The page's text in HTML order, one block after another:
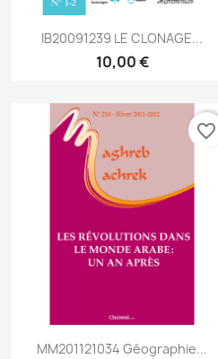
Aperçu rapide
IB20091239 LE CLONAGE...
10,00 €
Aperçu rapide
MM201121034 Géographie...
favorite_border